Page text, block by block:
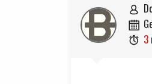


 3